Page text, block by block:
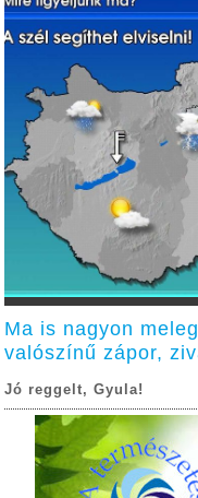
Ma is nagyon
valószínű zápor,
Jó reggelt, Gyula!